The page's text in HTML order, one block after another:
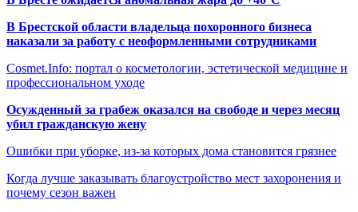
В Брестской области владельца похоронного бизнеса
наказали за работу с неоформленными сотрудниками
Cosmet.Info: портал о косметологии, эстетической медицине и
профессиональном уходе
Осужденный за грабеж оказался на свободе и через месяц
убил гражданскую жену
Ошибки при уборке, из-за которых дома становится грязнее
Когда лучше заказывать благоустройство мест захоронения и
почему сезон важен